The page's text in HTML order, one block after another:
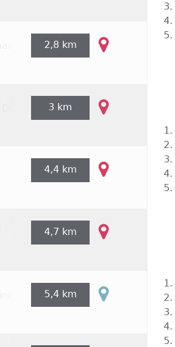
2,8 km
3 km
4,4 km
4,7 km
5,4 km
3.
4.
5.
1.
2.
3.
4.
5.
1.
2.
3.
4.
5.